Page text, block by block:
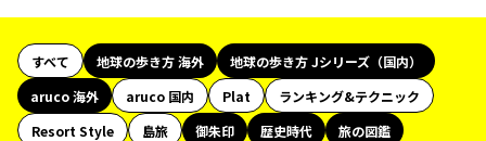
すべて 地球の歩き方 海外
地球の歩き方 Jシリーズ（国内）
aruco 海外
aruco 国内 Plat
ランキング&テクニック
Resort Style
島旅 御朱印 歴史時代
旅の図鑑